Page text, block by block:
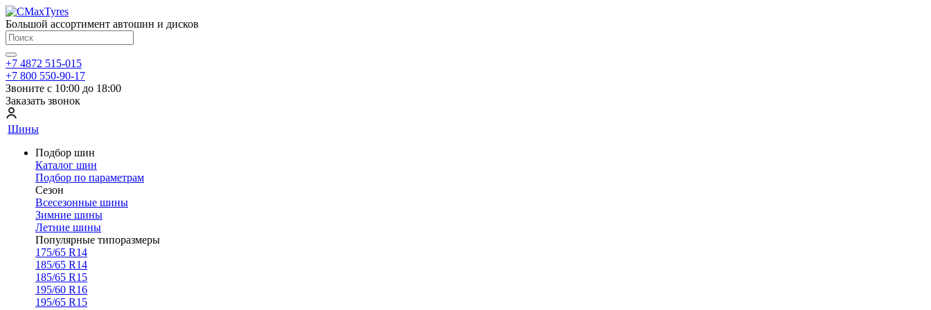
Большой ассортимент автошин и дисков
+7 4872 515-015
+7 800 550-90-17
Звоните с 10:00 до 18:00
Заказать звонок
Шины
Подбор шин
Каталог шин
Подбор по параметрам
Сезон
Всесезонные шины
Зимние шины
Летние шины
Популярные типоразмеры
175/65 R14
185/65 R14
185/65 R15
195/60 R16
195/65 R15